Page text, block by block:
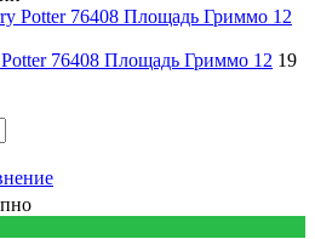
76408 Площадь Гриммо 12 19